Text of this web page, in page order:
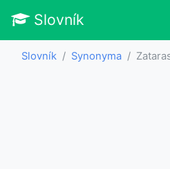
Slovník
Slovník Synonyma